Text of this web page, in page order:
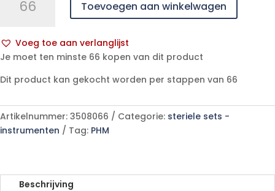
Sondageset
p/s
aantal
Toevoegen aan winkelwagen
Voeg toe aan verlanglijst
A
t
r
n
Je moet ten minste 66 kopen van dit product
Dit product kan gekocht worden per stappen van 66
Artikelnummer: 3508066 Categorie: steriele sets -
instrumenten
Tag: PHM
Beschrijving